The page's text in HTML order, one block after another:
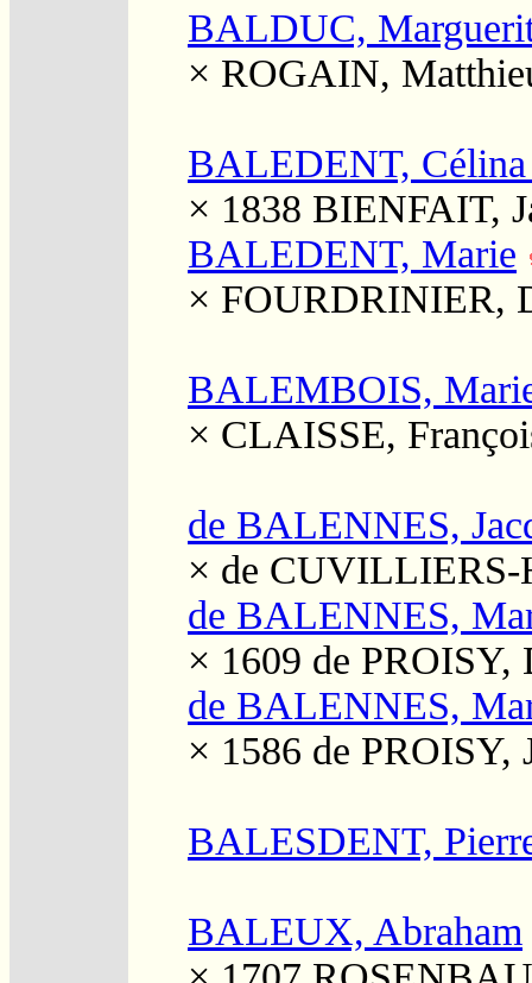
BALDUC,
× ROGAIN,
BALEDENT,
× 1838 BIENFAIT,
BALEDENT, Marie
× FOURDRINIER,
BALEMBOIS,
× CLAISSE,
de BALENNES,
× de
de BALENNES,
× 1609 de PROISY,
de BALENNES,
× 1586 de PROISY,
BALESDENT,
BALEUX, Abraham